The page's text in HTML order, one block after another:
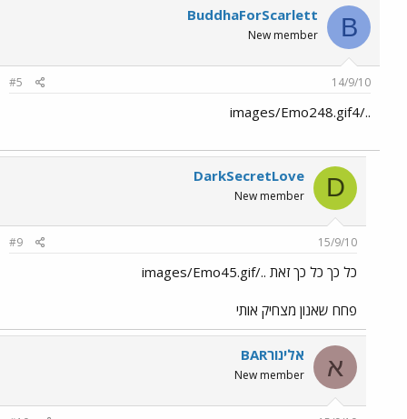
B
BuddhaForScarlett
New member
14/9/10
#5
../images/Emo248.gif4
D
DarkSecretLove
New member
15/9/10
#9
כל כך כל כך זאת ../images/Emo45.gif
פחח שאנון מצחיק אותי
א אלינורBAR
New member